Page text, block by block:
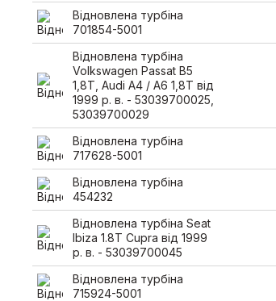
Відновлена турбіна
701854-5001
Відновлена турбіна
Volkswagen Passat B5
1,8T, Audi A4 / A6 1,8T від
1999 р. в. - 53039700025,
53039700029
Відновлена турбіна
717628-5001
Відновлена турбіна
454232
Відновлена турбіна Seat
Ibiza 1.8T Cupra від 1999
р. в. - 53039700045
Відновлена турбіна
715924-5001